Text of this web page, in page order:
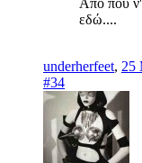
Απο που
εδώ....
underherfeet, 25
#34